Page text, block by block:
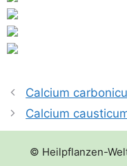
Calcium
Calcium
© Heilpflanzen-